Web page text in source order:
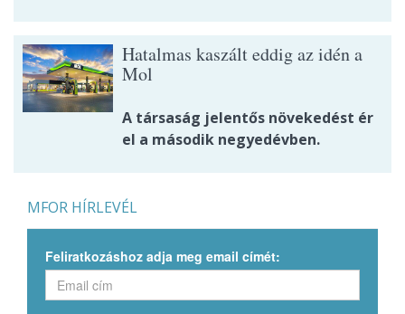
Hatalmas kaszált eddig az idén a
Mol
A társaság jelentős növekedést ér
el a második negyedévben.
MFOR HÍRLEVÉL
Feliratkozáshoz adja meg email címét: